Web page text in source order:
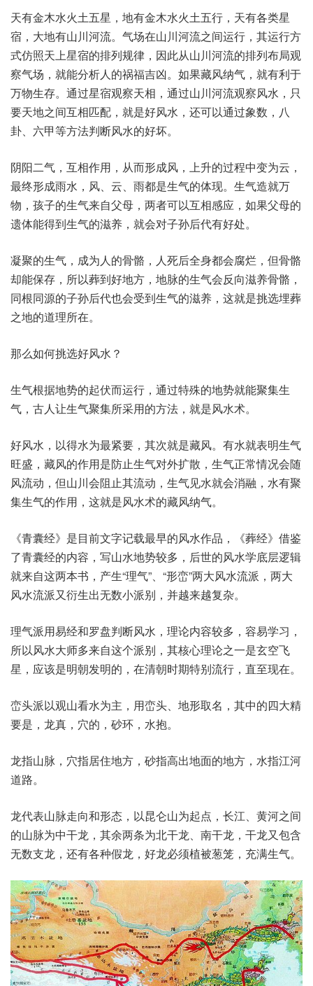
天有金木水火土五星，地有金木水火土五行，天有各类星
宿，大地有山川河流。气场在山川河流之间运行，其运行方
式仿照天上星宿的排列规律，因此从山川河流的排列布局观
察气场，就能分析人的祸福吉凶。如果藏风纳气，就有利于
万物生存。通过星宿观察天相，通过山川河流观察风水，只
要天地之间互相匹配，就是好风水，还可以通过象数，八
卦、六甲等方法判断风水的好坏。
阴阳二气，互相作用，从而形成风，上升的过程中变为云，
最终形成雨水，风、云、雨都是生气的体现。生气造就万
物，孩子的生气来自父母，两者可以互相感应，如果父母的
遗体能得到生气的滋养，就会对子孙后代有好处。
凝聚的生气，成为人的骨骼，人死后全身都会腐烂，但骨骼
却能保存，所以葬到好地方，地脉的生气会反向滋养骨骼，
同根同源的子孙后代也会受到生气的滋养，这就是挑选埋葬
之地的道理所在。
那么如何挑选好风水？
生气根据地势的起伏而运行，通过特殊的地势就能聚集生
气，古人让生气聚集所采用的方法，就是风水术。
好风水，以得水为最紧要，其次就是藏风。有水就表明生气
旺盛，藏风的作用是防止生气对外扩散，生气正常情况会随
风流动，但山川会阻止其流动，生气见水就会消融，水有聚
集生气的作用，这就是风水术的藏风纳气。
《青囊经》是目前文字记载最早的风水作品，《葬经》借鉴
了青囊经的内容，写山水地势较多，后世的风水学底层逻辑
就来自这两本书，产生“理气”、“形峦”两大风水流派，两大
风水流派又衍生出无数小派别，并越来越复杂。
理气派用易经和罗盘判断风水，理论内容较多，容易学习，
所以风水大师多来自这个派别，其核心理论之一是玄空飞
星，应该是明朝发明的，在清朝时期特别流行，直至现在。
峦头派以观山看水为主，用峦头、地形取名，其中的四大精
要是，龙真，穴的，砂环，水抱。
龙指山脉，穴指居住地方，砂指高出地面的地方，水指江河
道路。
龙代表山脉走向和形态，以昆仑山为起点，长江、黄河之间
的山脉为中干龙，其余两条为北干龙、南干龙，干龙又包含
无数支龙，还有各种假龙，好龙必须植被葱笼，充满生气。